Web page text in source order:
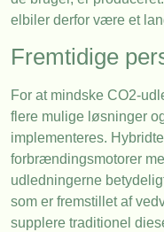
elbiler derfor være et
Fremtidige
For at mindske CO2-
flere mulige løsninger
implementeres.
forbrændingsmotorer
udledningerne
som er fremstillet af
supplere traditionel